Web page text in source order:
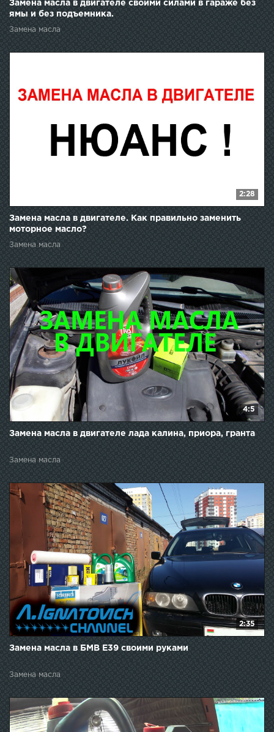
Замена масла в двигателе своими силами в гараже без
ямы и без подъемника.
Замена масла
2:28
Замена масла в двигателе. Как правильно заменить
моторное масло?
Замена масла
4:5
Замена масла в двигателе лада калина, приора, гранта
Замена масла
2:35
Замена масла в БМВ Е39 своими руками
Замена масла